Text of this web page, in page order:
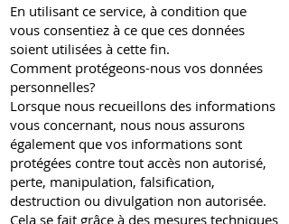
En utilisant ce service, à condition que
vous consentiez à ce que ces données
soient utilisées à cette fin.
Comment protégeons-nous vos données
personnelles?
Lorsque nous recueillons des informations
vous concernant, nous nous assurons
également que vos informations sont
protégées contre tout accès non autorisé,
perte, manipulation, falsification,
destruction ou divulgation non autorisée.
Cela se fait grâce à des mesures techniques